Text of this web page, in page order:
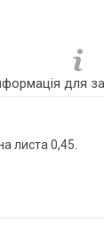
для
листа 0,45.